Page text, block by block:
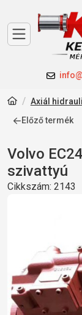
Axiál
Előző termék
Volvo
szivattyú
Cikkszám: 2143